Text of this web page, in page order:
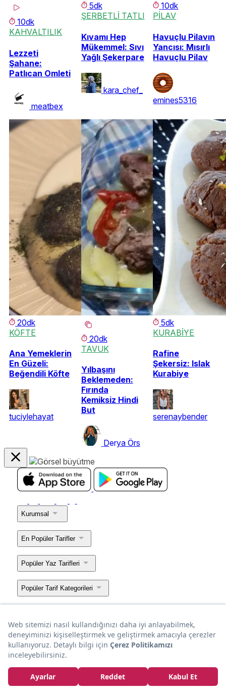
10dk
KAHVALTILIK
Lezzeti
Şahane:
Patlıcan Omleti
meatbex
5dk
ŞERBETLİ TATLI
Kıvamı Hep
Mükemmel: Sıvı
Yağlı Şekerpare
kara_chef_
10dk
PİLAV
Havuçlu Pilavın
Yancısı: Mısırlı
Havuçlu Pilav
emines5316
20dk
KÖFTE
Ana Yemeklerin
En Güzeli:
Beğendili Köfte
tuciylehayat
20dk
TAVUK
Yılbaşını
Beklemeden:
Fırında
Kemiksiz Hindi
But
Derya Örs
5dk
KURABİYE
Rafine
Şekersiz: Islak
Kurabiye
serenaybender
Kurumsal
En Popüler Tarifler
Popüler Yaz Tarifleri
Popüler Tarif Kategorileri
Popüler Mekan Yazıları
Bir markasıdır.